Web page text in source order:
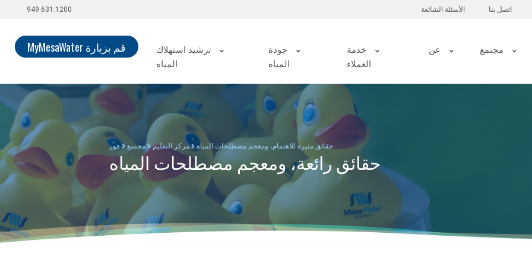
949.631.1200 اتصل بنا الأسئلة الشائعة
مجتمع عن
خدمة
العملاء
جودة
المياه
ترشيد استهلاك
المياه
قم بزيارة MyMesaWater
فور مجتمع مركز التعليم حقائق مثيرة للاهتمام، ومعجم مصطلحات المياه
حقائق رائعة، ومعجم مصطلحات المياه